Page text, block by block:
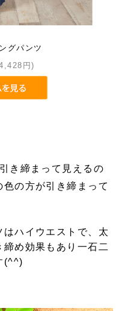
グパンツ
円)
き締まって見えるの
の方が引き締まって
ハイウエストで、太
め効果もあり一石二
(^^)